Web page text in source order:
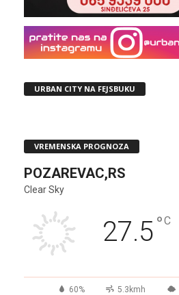
URBAN CITY NA FEJSBUKU
VREMENSKA PROGNOZA
POZAREVAC,RS
Clear Sky
27.5°C
60% 5.3kmh